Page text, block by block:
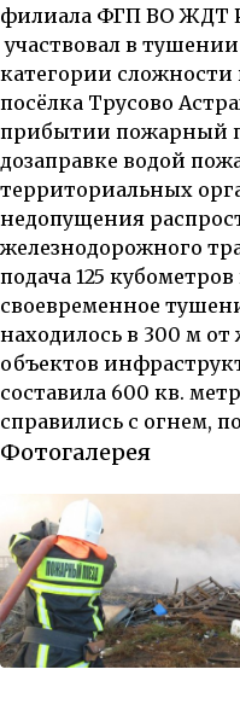
филиала ФГП ВО ЖДТ
участвовал в
категории
посёлка Трусово
прибытии пожарный
дозаправке водой
территориальных
недопущения
железнодорожного
подача 125
своевременное
находилось в 300 м
объектов
составила 600 кв.
справились с огнем,
Фотогалерея